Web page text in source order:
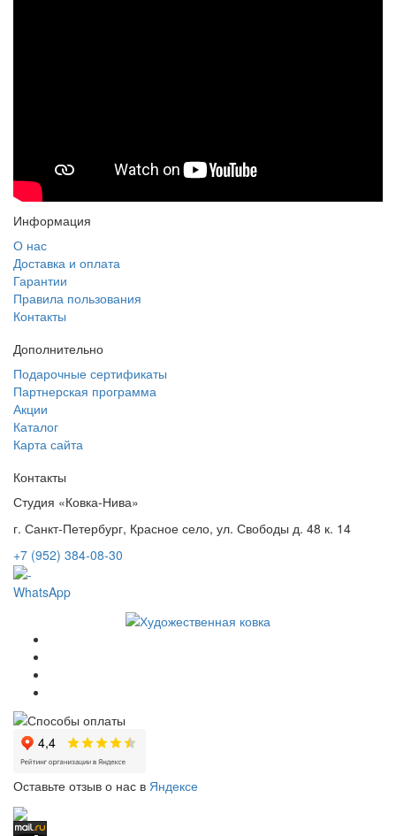
Информация
О нас
Доставка и оплата
Гарантии
Правила пользования
Контакты
Дополнительно
Подарочные сертификаты
Партнерская программа
Акции
Каталог
Карта сайта
Контакты
Студия «Ковка-Нива»
г. Санкт-Петербург, Красное село, ул. Свободы д. 48 к. 14
+7 (952) 384-08-30
WhatsApp
Оставьте отзыв о нас в Яндексе